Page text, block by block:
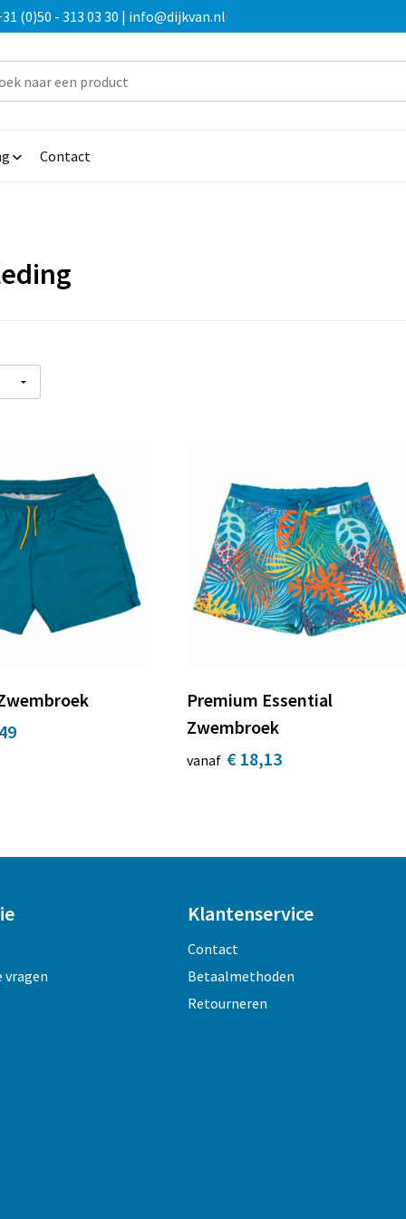
(0)50 - 313 03 30 | info@dijkvan.nl
Contact
Premium Essential
Zwembroek
vanaf € 18,13
vragen
Klantenservice
Contact
Betaalmethoden
Retourneren